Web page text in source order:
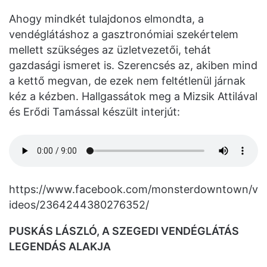
Ahogy mindkét tulajdonos elmondta, a
vendéglátáshoz a gasztronómiai szekértelem
mellett szükséges az üzletvezetői, tehát
gazdasági ismeret is. Szerencsés az, akiben mind
a kettő megvan, de ezek nem feltétlenül járnak
kéz a kézben. Hallgassátok meg a Mizsik Attilával
és Erődi Tamással készült interjút:
https://www.facebook.com/monsterdowntown/v
ideos/2364244380276352/
PUSKÁS LÁSZLÓ, A SZEGEDI VENDÉGLÁTÁS
LEGENDÁS ALAKJA